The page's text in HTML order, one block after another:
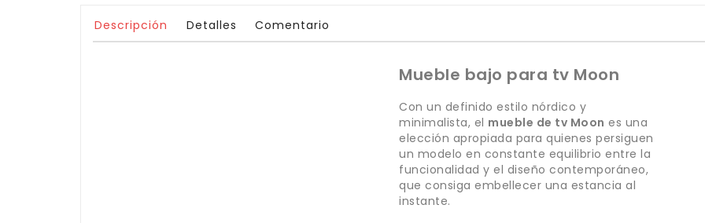
Descripción Detalles Comentario
Mueble bajo para tv Moon
Con un definido estilo nórdico y
minimalista, el mueble de tv Moon es una
elección apropiada para quienes persiguen
un modelo en constante equilibrio entre la
funcionalidad y el diseño contemporáneo,
que consiga embellecer una estancia al
instante.